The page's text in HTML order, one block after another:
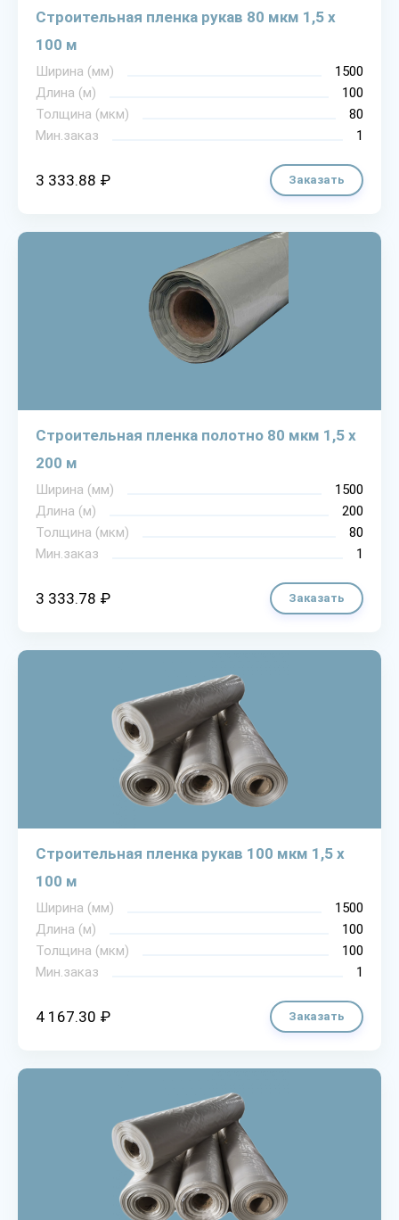
Строительная пленка рукав 80 мкм 1,5 х
100 м
Ширина (мм)
1500
Длина (м)
100
Толщина (мкм)
80
Мин.заказ
1
3 333.88 ₽ Заказать
Строительная пленка полотно 80 мкм 1,5 х
200 м
Ширина (мм)
1500
Длина (м)
200
Толщина (мкм)
80
Мин.заказ
1
3 333.78 ₽ Заказать
Строительная пленка рукав 100 мкм 1,5 х
100 м
Ширина (мм)
1500
Длина (м)
100
Толщина (мкм)
100
Мин.заказ
1
4 167.30 ₽ Заказать